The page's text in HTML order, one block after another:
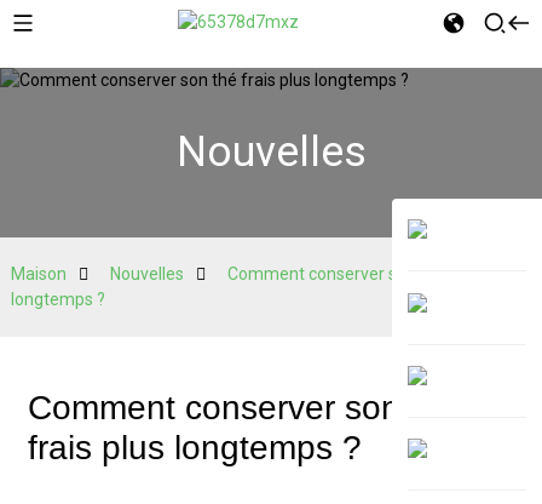
Nouvelles
Maison Nouvelles
Comment conserver son thé frais plus
longtemps ?
Comment conserver son thé
frais plus longtemps ?